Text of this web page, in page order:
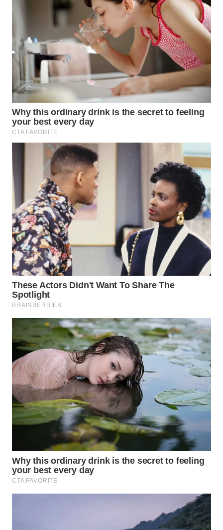
WN
MALUKU
MALUT
WN
DAIRI
NIAS
WN
LANGKAT
WN
TAPANULI
SELATAN
TANJUNG
LESUNG
WN
KARO
WN
SIMALUNGUN
LABUHANBATU
WN
TAPANULI
TENGAH